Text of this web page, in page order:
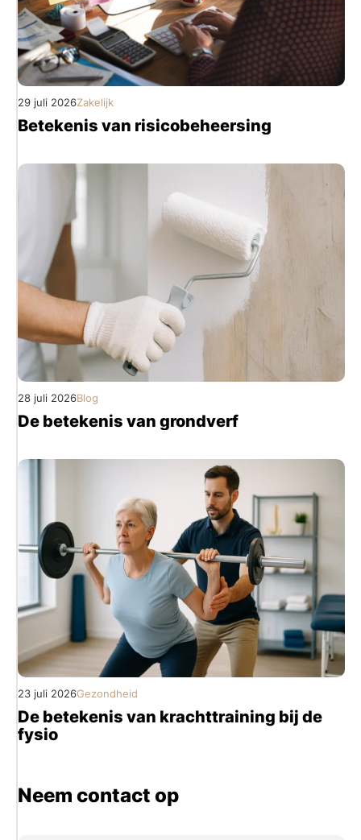
29 juli 2026Zakelijk
Betekenis van risicobeheersing
28 juli 2026Blog
De betekenis van grondverf
23 juli 2026Gezondheid
De betekenis van krachttraining bij de
fysio
Neem contact op